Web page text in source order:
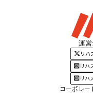
四国・九州エリア
運
リハ
リハ
リハ
コーポレー